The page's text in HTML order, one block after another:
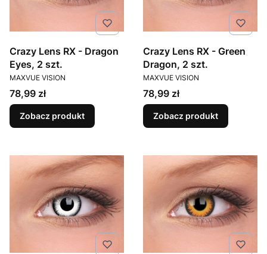
Crazy Lens RX - Dragon
Eyes, 2 szt.
PRODUCENT
MAXVUE VISION
Cena
78,99 zł
Zobacz produkt
Crazy Lens RX - Green
Dragon, 2 szt.
PRODUCENT
MAXVUE VISION
Cena
78,99 zł
Zobacz produkt